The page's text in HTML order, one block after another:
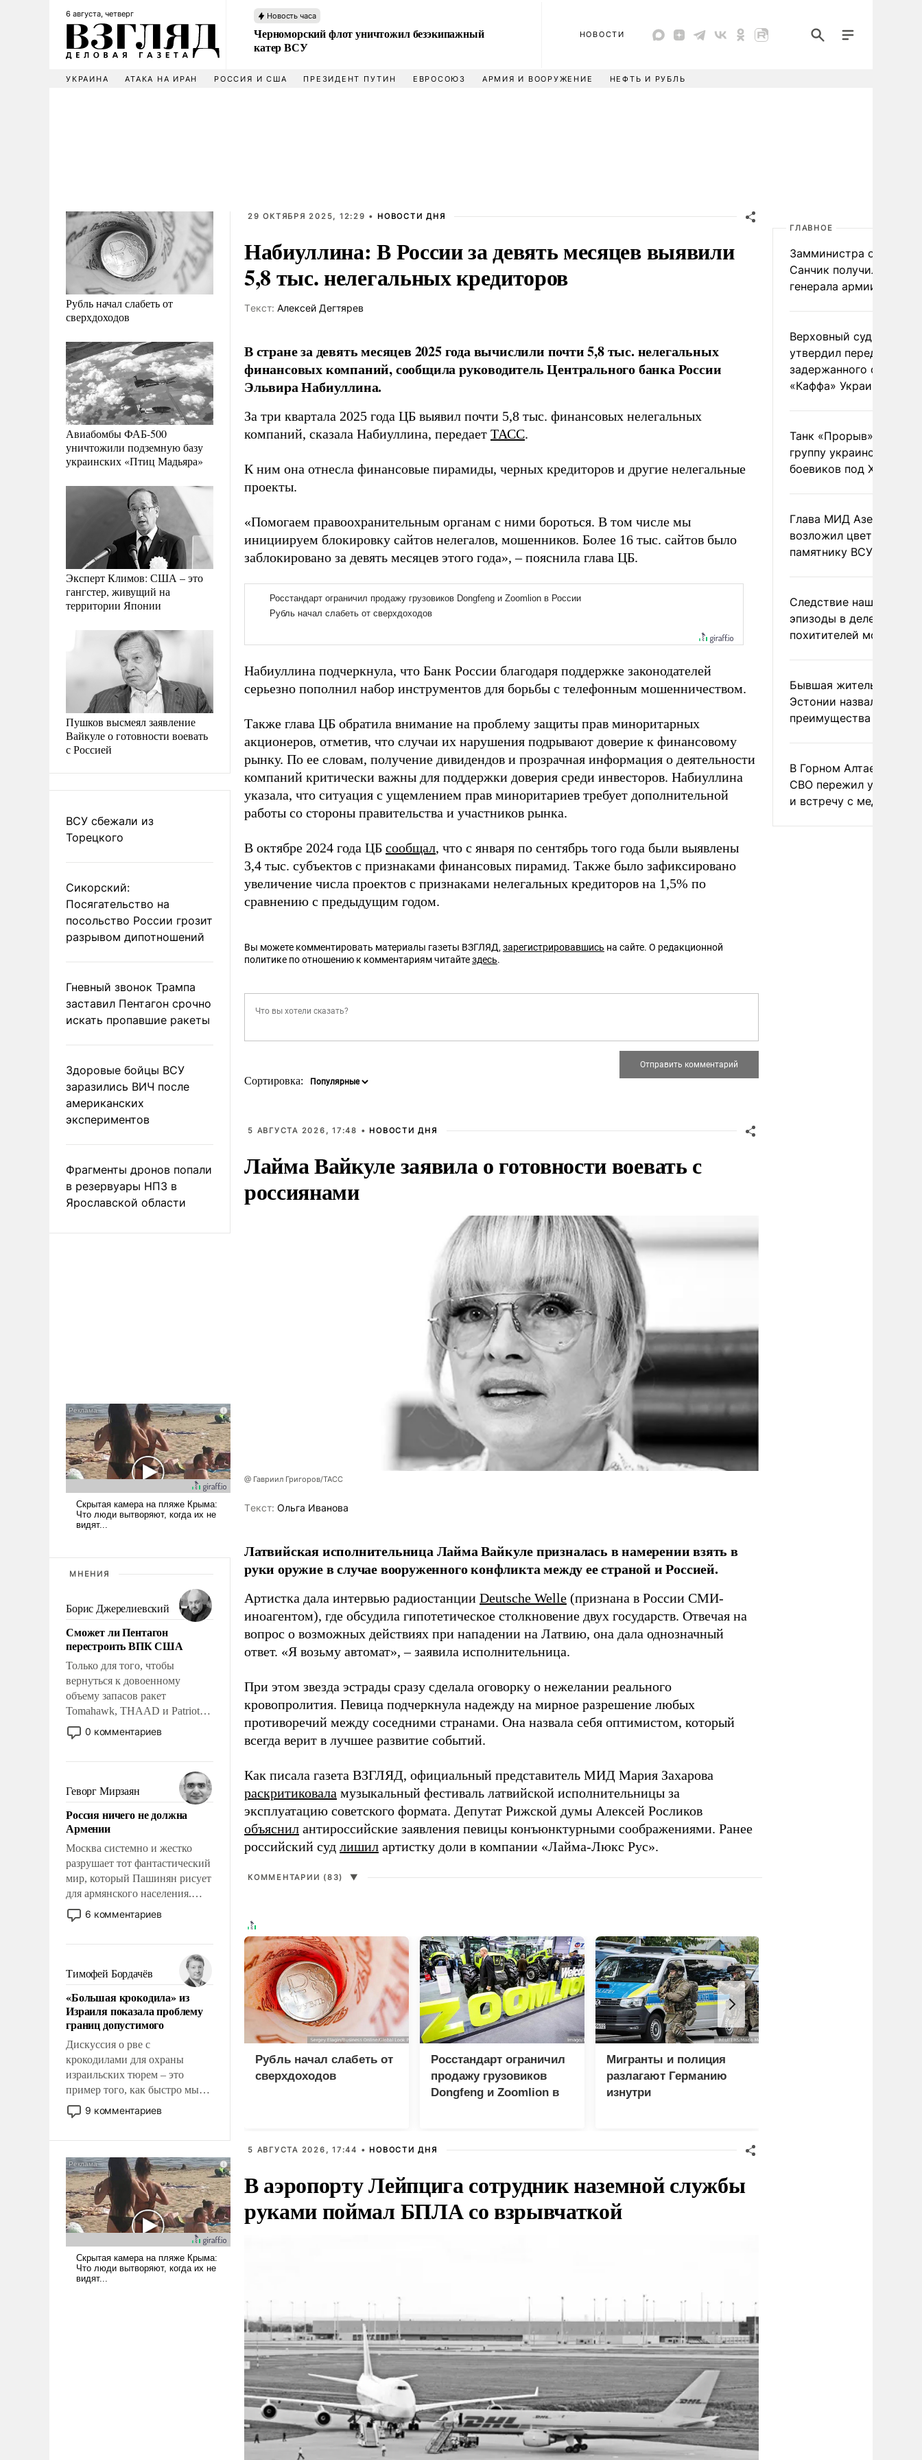
6 августа, четверг Новость часа
Черноморский флот уничтожил безэкипажный
катер ВСУ
НОВОСТИ
УКРАИНА АТАКА НА ИРАН РОССИЯ И США ПРЕЗИДЕНТ ПУТИН ЕВРОСОЮЗ АРМИЯ И ВООРУЖЕНИЕ НЕФТЬ И РУБЛЬ
Рубль начал слабеть от
сверхдоходов
Авиабомбы ФАБ-500
уничтожили подземную базу
украинских «Птиц Мадьяра»
Эксперт Климов: США – это
гангстер, живущий на
территории Японии
Пушков высмеял заявление
Вайкуле о готовности воевать
с Россией
ВСУ сбежали из
Торецкого
Сикорский:
Посягательство на
посольство России грозит
разрывом дипотношений
Гневный звонок Трампа
заставил Пентагон срочно
искать пропавшие ракеты
Здоровые бойцы ВСУ
заразились ВИЧ после
американских
экспериментов
Фрагменты дронов попали
в резервуары НПЗ в
Ярославской области
МНЕНИЯ
Борис Джерелиевский
Сможет ли Пентагон
перестроить ВПК США
Только для того, чтобы
вернуться к довоенному
объему запасов ракет
Tomahawk, THAAD и Patriot
США потребуется более трех
лет. Даже небольшая война с
Сложившаяся ситуация
означает многолетний период
уязвимости США, например,
перед Китаем.
0 комментариев
Геворг Мирзаян
Россия ничего не должна
Армении
Москва системно и жестко
разрушает тот фантастический
мир, который Пашинян рисует
для армянского населения.
Мир, где этому населению все
должны просто по
политические прожекты будут
беспрекословно оплачиваться
за счет российских
налогоплательщиков и где за
свои поступки не нужно
отвечать.
6 комментариев
Тимофей Бордачёв
«Большая крокодила» из
Израиля показала проблему
границ допустимого
Дискуссия о рве с
крокодилами для охраны
израильских тюрем – это
пример того, как быстро мы
двигаемся по пути
революционных изменений.
псевдонаучной фантастики,
стало всерьез обсуждаемой
идеей.
9 комментариев
29 ОКТЯБРЯ 2025, 12:29 • НОВОСТИ ДНЯ
Набиуллина: В России за девять месяцев выявили
5,8 тыс. нелегальных кредиторов
Tекст: Алексей Дегтярев
В стране за девять месяцев 2025 года вычислили почти 5,8 тыс. нелегальных
финансовых компаний, сообщила руководитель Центрального банка России
Эльвира Набиуллина.
За три квартала 2025 года ЦБ выявил почти 5,8 тыс. финансовых нелегальных
компаний, сказала Набиуллина, передает ТАСС.
К ним она отнесла финансовые пирамиды, черных кредиторов и другие нелегальные
проекты.
«Помогаем правоохранительным органам с ними бороться. В том числе мы
инициируем блокировку сайтов нелегалов, мошенников. Более 16 тыс. сайтов было
заблокировано за девять месяцев этого года», – пояснила глава ЦБ.
Набиуллина подчеркнула, что Банк России благодаря поддержке законодателей
серьезно пополнил набор инструментов для борьбы с телефонным мошенничеством.
Также глава ЦБ обратила внимание на проблему защиты прав миноритарных
акционеров, отметив, что случаи их нарушения подрывают доверие к финансовому
рынку. По ее словам, получение дивидендов и прозрачная информация о деятельности
компаний критически важны для поддержки доверия среди инвесторов. Набиуллина
указала, что ситуация с ущемлением прав миноритариев требует дополнительной
работы со стороны правительства и участников рынка.
В октябре 2024 года ЦБ сообщал, что с января по сентябрь того года были выявлены
3,4 тыс. субъектов с признаками финансовых пирамид. Также было зафиксировано
увеличение числа проектов с признаками нелегальных кредиторов на 1,5% по
сравнению с предыдущим годом.
Вы можете комментировать материалы газеты ВЗГЛЯД, зарегистрировавшись на сайте. О редакционной
политике по отношению к комментариям читайтездесь.
Сортировка:
5 АВГУСТА 2026, 17:48 • НОВОСТИ ДНЯ
Лайма Вайкуле заявила о готовности воевать с
россиянами
@ Гавриил Григоров/ТАСС
Tекст: Ольга Иванова
Латвийская исполнительница Лайма Вайкуле призналась в намерении взять в
руки оружие в случае вооруженного конфликта между ее страной и Россией.
Артистка дала интервью радиостанции Deutsche Welle (признана в России СМИ-
иноагентом), где обсудила гипотетическое столкновение двух государств. Отвечая на
вопрос о возможных действиях при нападении на Латвию, она дала однозначный
ответ. «Я возьму автомат», – заявила исполнительница.
При этом звезда эстрады сразу сделала оговорку о нежелании реального
кровопролития. Певица подчеркнула надежду на мирное разрешение любых
противоречий между соседними странами. Она назвала себя оптимистом, который
всегда верит в лучшее развитие событий.
Как писала газета ВЗГЛЯД, официальный представитель МИД Мария Захарова
раскритиковала музыкальный фестиваль латвийской исполнительницы за
эксплуатацию советского формата. Депутат Рижской думы Алексей Росликов
объяснил антироссийские заявления певицы конъюнктурными соображениями. Ранее
российский суд лишил артистку доли в компании «Лайма-Люкс Рус».
КОММЕНТАРИИ (83) ▼
Рубль начал слабеть от
сверхдоходов
Росстандарт ограничил
продажу грузовиков
Dongfeng и Zoomlion в
Мигранты и полиция
разлагают Германию
изнутри
5 АВГУСТА 2026, 17:44 • НОВОСТИ ДНЯ
В аэропорту Лейпцига сотрудник наземной службы
руками поймал БПЛА со взрывчаткой
ГЛАВНОЕ
Замминистра обороны
Санчик получил звание
генерала армии
Верховный суд Швеции
утвердил передачу
задержанного
«Каффа» Украине
Танк «Прорыв»
группу украинских
боевиков под
Глава МИД
возложил цветы к
памятнику ВСУ
Следствие нашло
эпизоды в деле
похитителей москвичек
Бывшая жительница
Эстонии назвала
преимущества России
В Горном Алтае
СВО пережил удар
и встречу с медведем